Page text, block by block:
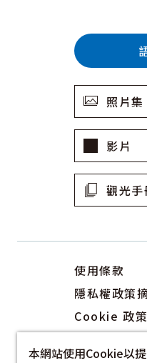
照片集
影片
觀光手
使用條款
隱私權政策
Cookie 政策
本網站使用Cookie以